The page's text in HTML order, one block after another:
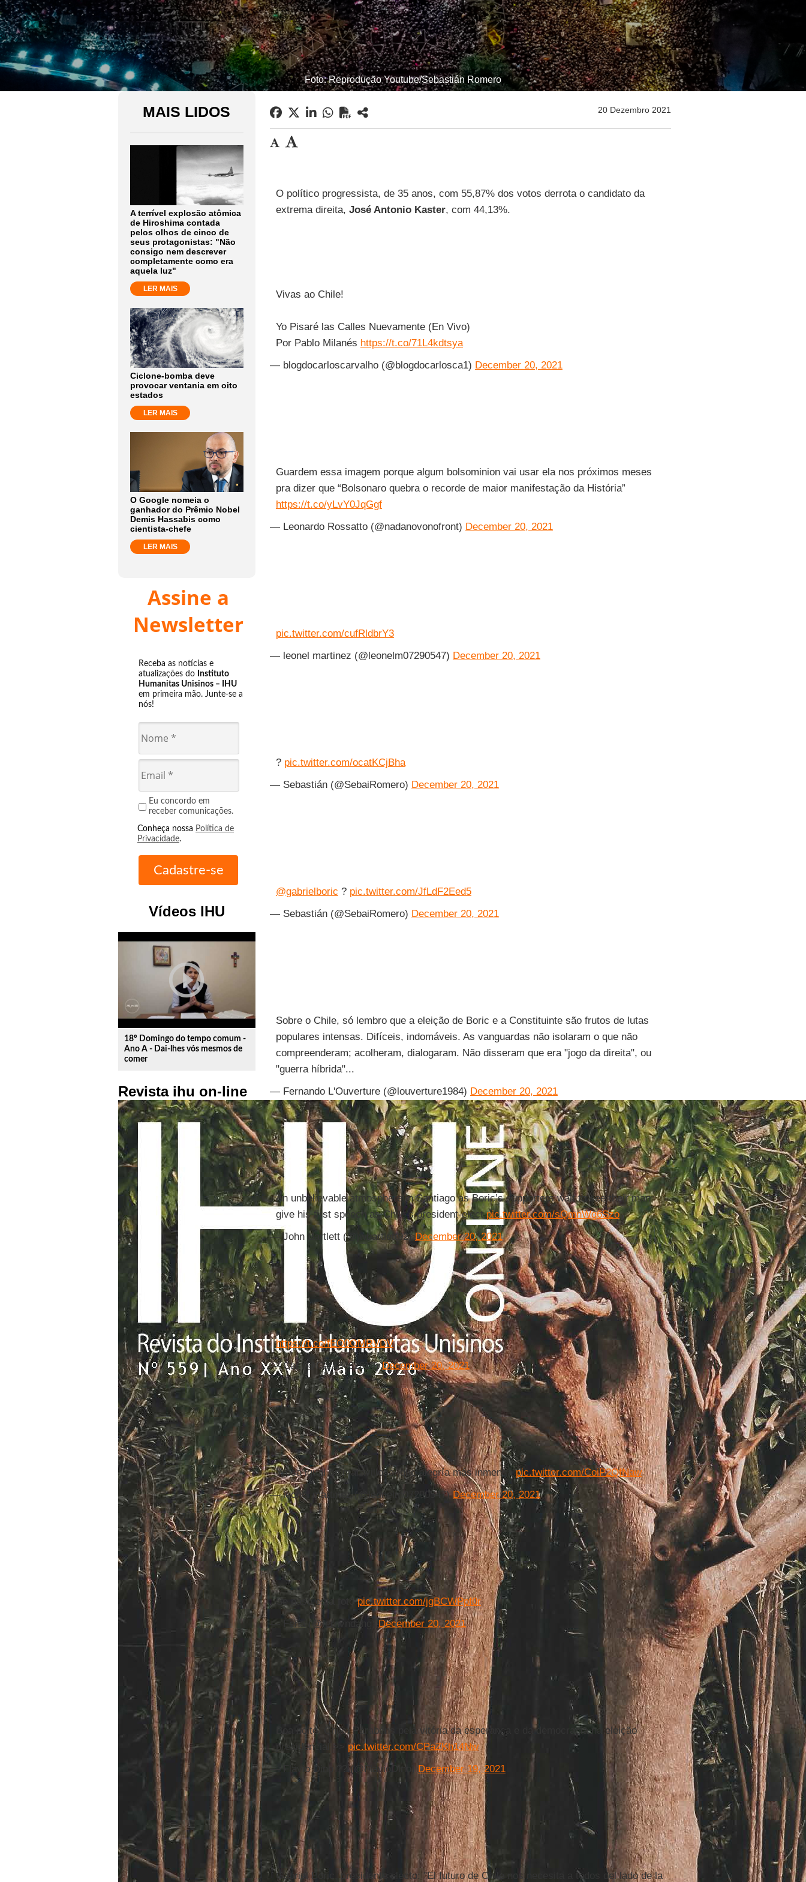
Foto: Reprodução Youtube/Sebastián Romero
MAIS LIDOS
A terrível explosão atômica
de Hiroshima contada
pelos olhos de cinco de
seus protagonistas: "Não
consigo nem descrever
completamente como era
aquela luz"
LER MAIS
Ciclone-bomba deve
provocar ventania em oito
estados
LER MAIS
O Google nomeia o
ganhador do Prêmio Nobel
Demis Hassabis como
cientista-chefe
LER MAIS
Assine a
Newsletter
Receba as notícias e
atualizações do Instituto
Humanitas Unisinos – IHU
em primeira mão. Junte-se a
nós!
Eu concordo em
receber comunicações.
Conheça nossa Política de
Privacidade.
Vídeos IHU
play_circle_outline
18º Domingo do tempo comum -
Ano A - Dai-lhes vós mesmos de
comer
Revista ihu on-line
20 Dezembro 2021
O político progressista, de 35 anos, com 55,87% dos votos derrota o candidato da
extrema direita, José Antonio Kaster, com 44,13%.
Vivas ao Chile!
Yo Pisaré las Calles Nuevamente (En Vivo)
Por Pablo Milanés https://t.co/71L4kdtsya
— blogdocarloscarvalho (@blogdocarlosca1) December 20, 2021
Guardem essa imagem porque algum bolsominion vai usar ela nos próximos meses
pra dizer que “Bolsonaro quebra o recorde de maior manifestação da História”
https://t.co/yLvY0JqGgf
— Leonardo Rossatto (@nadanovonofront) December 20, 2021
pic.twitter.com/cufRldbrY3
— leonel martinez (@leonelm07290547) December 20, 2021
? pic.twitter.com/ocatKCjBha
— Sebastián (@SebaiRomero) December 20, 2021
@gabrielboric ? pic.twitter.com/JfLdF2Eed5
— Sebastián (@SebaiRomero) December 20, 2021
Sobre o Chile, só lembro que a eleição de Boric e a Constituinte são frutos de lutas
populares intensas. Difíceis, indomáveis. As vanguardas não isolaram o que não
compreenderam; acolheram, dialogaram. Não disseram que era "jogo da direita", ou
"guerra híbrida"...
— Fernando L'Ouverture (@louverture1984) December 20, 2021
An unbelievable atmosphere in Santiago as Boric’s supporters wait to see their man
give his first speech as Chile’s president-electpic.twitter.com/sQmnWg6Szo
— John Bartlett (@jwbartlett92)December 20, 2021
https://t.co/fEO0OMRVDV
— Car (@Car53462610)December 20, 2021
Y esa igual de maravillosa ,que alegría más inmensapic.twitter.com/CoiP2QfNaw
— leonel martinez (@leonelm07290547)December 20, 2021
Se pasó esta fotopic.twitter.com/jgBCWPpf0r
— Feña (@fernvndahg) December 20, 2021
Boa noite, Chile. Parabéns pela vitória da esperança e da democracia na eleição
presidencial >> pic.twitter.com/CPaZKh14Nw
— Flávio Dino ?? (@FlavioDino) December 19, 2021
Gabriel Boric, presidente electo: "El futuro de Chile nos necesita a todos del lado de la